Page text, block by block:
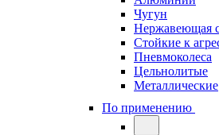
Чугун
Нержавеющая
Стойкие к
Пневмоколеса
Цельнолитые
Металлические
По применению